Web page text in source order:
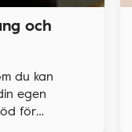
och
du kan
egen
för